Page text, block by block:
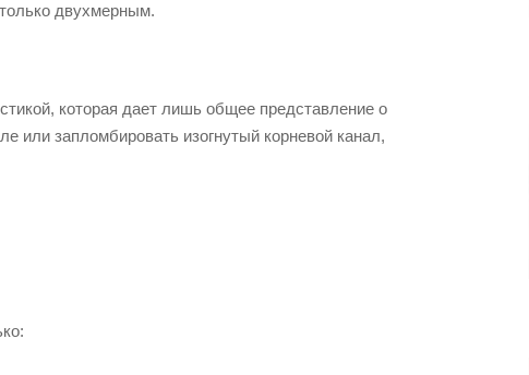
двухмерным.
которая дает лишь общее представление о
или запломбировать изогнутый корневой канал,